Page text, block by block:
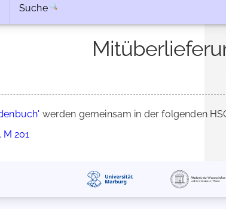
Suche
werden gemeinsam in der folgenden
M 201